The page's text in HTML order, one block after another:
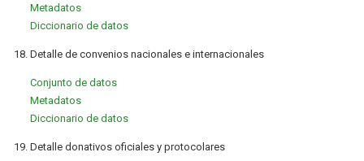
Metadatos
Diccionario de datos
18. Detalle de convenios nacionales e internacionales
Conjunto de datos
Metadatos
Diccionario de datos
19. Detalle donativos oficiales y protocolares